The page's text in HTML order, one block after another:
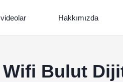
videolar Hakkımızda
Wifi Bulut